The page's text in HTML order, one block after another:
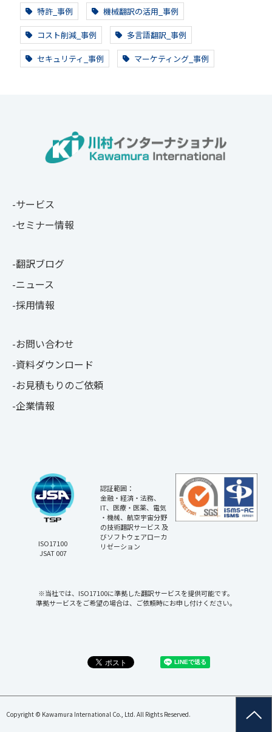
特許_事例 機械翻訳の活用_事例
コスト削減_事例 多言語翻訳_事例
セキュリティ_事例 マーケティング_事例
サービス
セミナー情報
翻訳ブログ
ニュース
採用情報
お問い合わせ
資料ダウンロード
お見積もりのご依頼
企業情報
ISO17100
JSAT 007
認証範囲：
金融・経済・法務、
IT、医療・医薬、電気
・機械、航空宇宙分野
の技術翻訳サービス 及
びソフトウェアローカ
リゼーション
※当社では、ISO17100に準拠した翻訳サービスを提供可能です。
準拠サービスをご希望の場合は、ご依頼時にお申し付けください。
Copyright © Kawamura International Co., Ltd. All Rights Reserved.